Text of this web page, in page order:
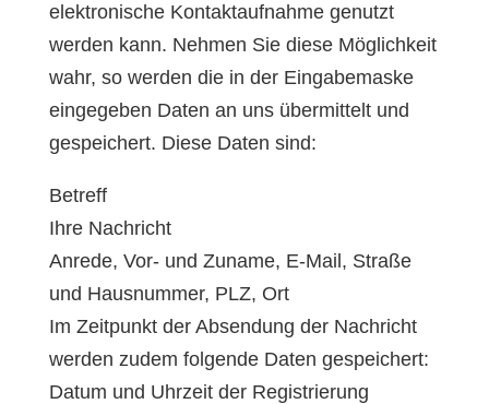
elektronische Kontaktaufnahme genutzt
werden kann. Nehmen Sie diese Möglichkeit
wahr, so werden die in der Eingabemaske
eingegeben Daten an uns übermittelt und
gespeichert. Diese Daten sind:
Betreff
Ihre Nachricht
Anrede, Vor- und Zuname, E-Mail, Straße
und Hausnummer, PLZ, Ort
Im Zeitpunkt der Absendung der Nachricht
werden zudem folgende Daten gespeichert:
Datum und Uhrzeit der Registrierung